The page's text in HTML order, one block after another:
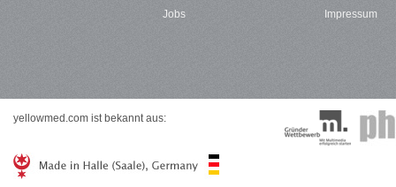
Jobs
Impressum
yellowmed.com ist bekannt aus: